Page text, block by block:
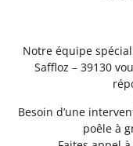
Notre équipe
Saffloz – 39130
Besoin d’une
poêle à